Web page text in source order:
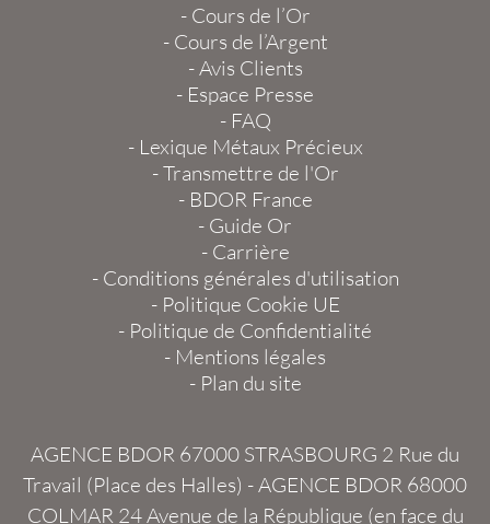
- Cours de l’Or
- Cours de l’Argent
-Avis Clients
- Espace Presse
- FAQ
- Lexique Métaux Précieux
-Transmettre de l'Or
- BDOR France
- Guide Or
- Carrière
- Conditions générales d'utilisation
- Politique Cookie UE
- Politique de Confidentialité
- Mentions légales
- Plan du site
AGENCE BDOR 67000 STRASBOURG 2 Rue du
Travail (Place des Halles) -AGENCE BDOR 68000
COLMAR24 Avenue de la République (en face du